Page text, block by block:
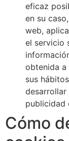
eficaz
en su
web,
el servicio
obtenida a
sus
publicidad
Cómo